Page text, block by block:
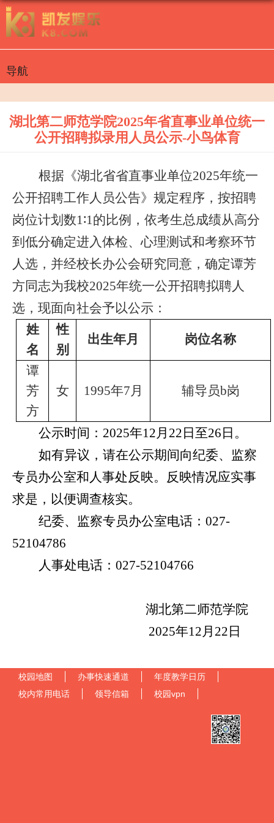
导航
湖北第二师范学院2025年省直事业单位统一
公开招聘拟录用人员公示-小鸟体育
根据《湖北省省直事业单位2025年统一
公开招聘工作人员公告》规定程序，按招聘
岗位计划数1∶1的比例，依考生总成绩从高分
到低分确定进入体检、心理测试和考察环节
人选，并经校长办公会研究同意，确定谭芳
方同志为我校2025年统一公开招聘拟聘人
选，现面向社会予以公示：
姓
名
性
别
出生年月 岗位名称
谭
芳
方
女 1995年7月 辅导员b岗
公示时间：2025年12月22日至26日。
如有异议，请在公示期间向纪委、监察
专员办公室和人事处反映。反映情况应实事
求是，以便调查核实。
纪委、监察专员办公室电话：027-
52104786
人事处电话：027-52104766
湖北第二师范学院
2025年12月22日
校园地图 办事快速通道
年度教学日历
校内常用电话
领导信箱 校园vpn
官方微信